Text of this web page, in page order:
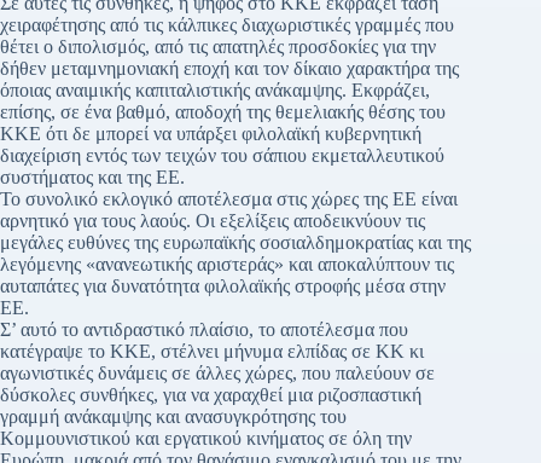
χειραφέτησης από τις κάλπικες διαχωριστικές γραμμές που
θέτει ο διπολισμός, από τις απατηλές προσδοκίες για την
δήθεν μεταμνημονιακή εποχή και τον δίκαιο χαρακτήρα της
όποιας αναιμικής καπιταλιστικής ανάκαμψης. Εκφράζει,
επίσης, σε ένα βαθμό, αποδοχή της θεμελιακής θέσης του
ΚΚΕ ότι δε μπορεί να υπάρξει φιλολαϊκή κυβερνητική
διαχείριση εντός των τειχών του σάπιου εκμεταλλευτικού
συστήματος και της ΕΕ.
Το συνολικό εκλογικό αποτέλεσμα στις χώρες της ΕΕ είναι
αρνητικό για τους λαούς. Οι εξελίξεις αποδεικνύουν τις
μεγάλες ευθύνες της ευρωπαϊκής σοσιαλδημοκρατίας και της
λεγόμενης «ανανεωτικής αριστεράς» και αποκαλύπτουν τις
αυταπάτες για δυνατότητα φιλολαϊκής στροφής μέσα στην
ΕΕ.
Σ’ αυτό το αντιδραστικό πλαίσιο, το αποτέλεσμα που
κατέγραψε το ΚΚΕ, στέλνει μήνυμα ελπίδας σε ΚΚ κι
αγωνιστικές δυνάμεις σε άλλες χώρες, που παλεύουν σε
δύσκολες συνθήκες, για να χαραχθεί μια ριζοσπαστική
γραμμή ανάκαμψης και ανασυγκρότησης του
Κομμουνιστικού και εργατικού κινήματος σε όλη την